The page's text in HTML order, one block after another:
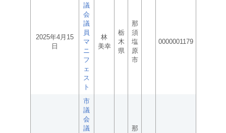
2025年4月15
日
議
会
議
員
マ
ニ
フ
ェ
ス
ト
林
美幸
栃
木
県
那
須
塩
原
市
0000001179
市
議
会
議
那